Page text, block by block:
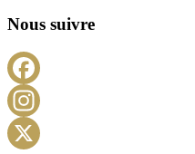
Nous suivre